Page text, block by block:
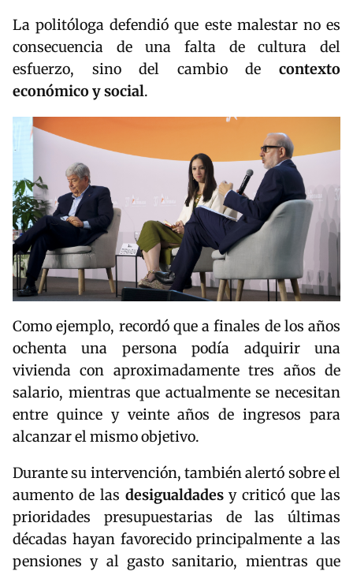
La politóloga defendió que este malestar no es
consecuencia de una falta de cultura del
esfuerzo, sino del cambio de contexto
económico y social.
Como ejemplo, recordó que a finales de los años
ochenta una persona podía adquirir una
vivienda con aproximadamente tres años de
salario, mientras que actualmente se necesitan
entre quince y veinte años de ingresos para
alcanzar el mismo objetivo.
Durante su intervención, también alertó sobre el
aumento de las desigualdadesy criticó que las
prioridades presupuestarias de las últimas
décadas hayan favorecido principalmente a las
pensiones y al gasto sanitario, mientras que